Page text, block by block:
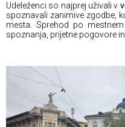
Udeleženci so najprej uživali v
spoznavali zanimive zgodbe,
mesta. Sprehod po
spoznanja, prijetne pogovore